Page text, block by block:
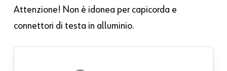
Attenzione! Non è idonea per capicorda e
connettori di testa in alluminio.